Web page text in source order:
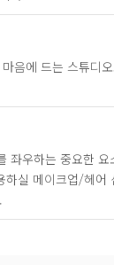
음에 드는 스튜디
좌우하는 중요한 요
하실 메이크업/헤어